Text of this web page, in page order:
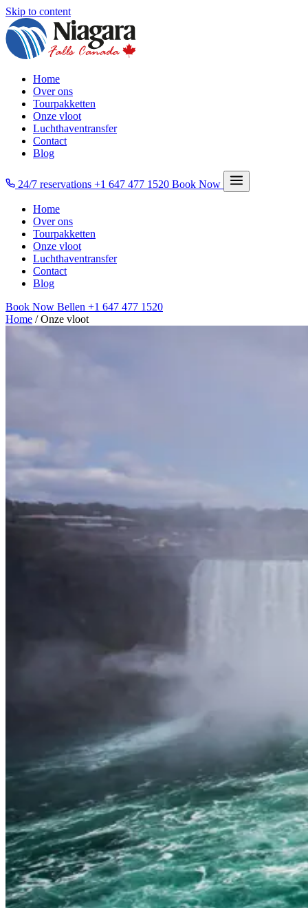
Skip to content
Home
Over ons
Tourpakketten
Onze vloot
Luchthaventransfer
Contact
Blog
24/7 reservations +1 647 477 1520 Book Now
Home
Over ons
Tourpakketten
Onze vloot
Luchthaventransfer
Contact
Blog
Book Now Bellen +1 647 477 1520
Home / Onze vloot